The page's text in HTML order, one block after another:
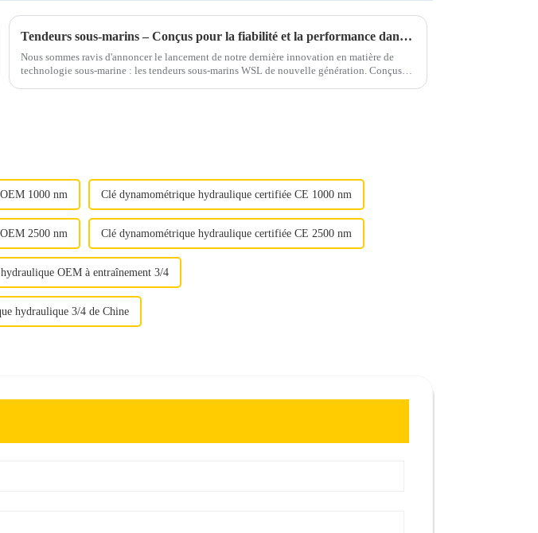
Tendeurs sous-marins – Conçus pour la fiabilité et la performance dans les environnements sous-marins exigeants
Nous sommes ravis d'annoncer le lancement de notre dernière innovation en matière de
technologie sous-marine : les tendeurs sous-marins WSL de nouvelle génération. Conçus
1000 nm Clé dynamométrique hydraulique certifiée CE 1000 nm
2500 nm Clé dynamométrique hydraulique certifiée CE 2500 nm
OEM à entraînement 3/4
hydraulique 3/4 de Chine